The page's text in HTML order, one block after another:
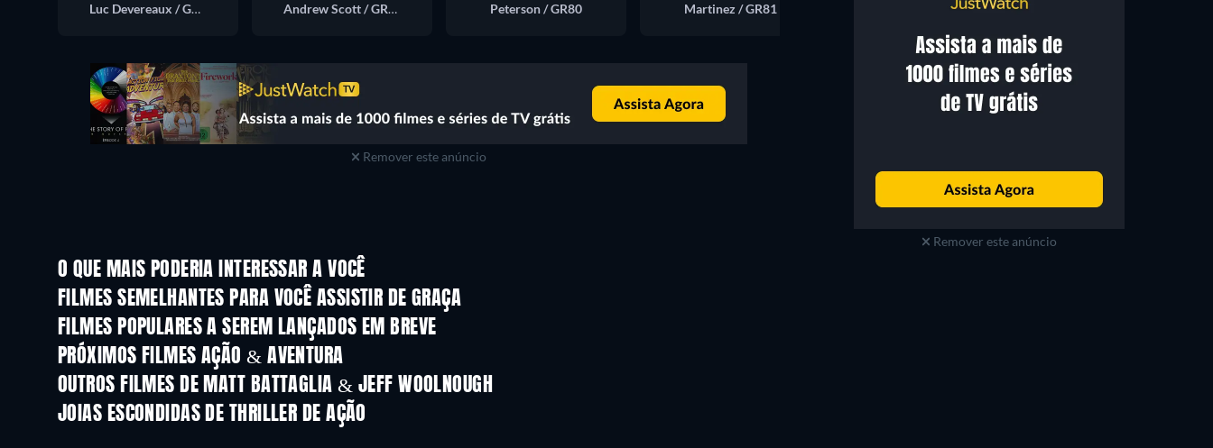
Remover este anúncio
Luc Devereaux / GR44
Andrew Scott / GR13
Peterson / GR80
Martinez / GR81
Cooper / GR82
Remover este anúncio
O QUE MAIS PODERIA INTERESSAR A VOCÊ
FILMES SEMELHANTES PARA VOCÊ ASSISTIR DE GRAÇA
FILMES POPULARES A SEREM LANÇADOS EM BREVE
PRÓXIMOS FILMES AÇÃO & AVENTURA
OUTROS FILMES DE MATT BATTAGLIA & JEFF WOOLNOUGH
JOIAS ESCONDIDAS DE THRILLER DE AÇÃO